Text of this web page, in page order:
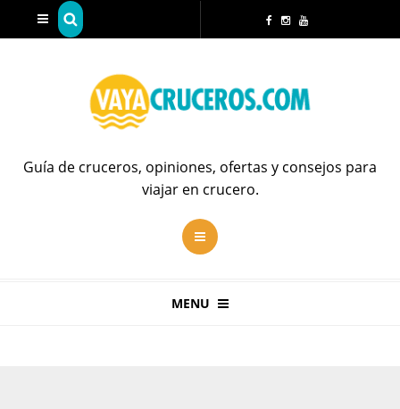
Guía de cruceros, opiniones, ofertas y consejos para
viajar en crucero.
MENU